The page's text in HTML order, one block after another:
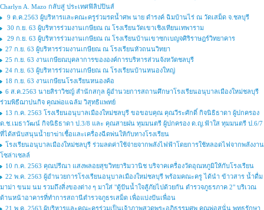
Charlyn A. Mazo กลับสู่ ประเทศฟิลิปปินส์
9 ต.ค.2563 ผู้บริหารและคณะครูร่วมรดน้ำศพ นาย ดำรงค์ ฉิมบ้านไร่ ณ วัดเสม็ด จ.ชลบุรี
30 ก.ย. 63 ผู้บริหารร่วมงานเกษียณ ณ โรงเรียนวัดเขาเชิงเทียนเทพาราม
29 ก.ย. 63 ผู้บริหารร่วมงานเกษียณ ณ โรงเรียนบ้านเขาซกเบญจศิริราษฎร์วิทยาคาร
27 ก.ย. 63 ผู้บริหารร่วมงานเกษียณ ณ โรงเรียนหัวถนนวิทยา
25 ก.ย. 63 งานเกษียณบุคลาการขององค์การบริหารส่วนจังหวัดชลบุรี
24 ก.ย. 63 ผู้บริหารร่วมงานเกษียณ ณ โรงเรียนบ้านหนองใหญ่
18 ก.ย. 63 งานเกษียนโรงเรียนหนองค้อ
6 ส.ค.2563 นายสิราวิชญ์ สำนักสกุล ผู้อำนวยการสถานศึกษาโรงเรียนอนุบาลเมืองใหม่ชลบุรี
ร่วมพิธีฌาปนกิจ คุณพ่อแฉล้ม วิสุทธิแพทย์
13 ก.ค. 2563 โรงเรียนอนุบาลเมืองใหม่ชลบุรี ขอขอบคุณ คุณวีระศักดิ์ กิจนิธิธาดา ผู้ปกครอง
ด.ช.เมธาวัฒน์ กิจนิธิธาดา ป.3/8 และ คุณสายฝน ทุมมนตรี ผู้ปกครอง ด.ญ.ฟ้าใส ทุมมนตรี ป.6/7
ที่ได้สนับสนุนน้ำยาฆ่าเชื้อและเครื่องฉีดพ่นให้กับทางโรงเรียน
โรงเรียนอนุบาลเมืองใหม่ชลบุรี ร่วมลดค่าใช้จ่ายจากพลังไฟฟ้าโดยการใช้หลอดไฟจากพลังงาน
โซล่าเซลล์
10 ก.ค. 2563 คุณปรีณา แสงพลอยสุขวิทยาริมวานิช บริจาคเครื่องวัดอุณหภูมิให้กับโรงเรียน
22 พ.ค. 2563 ผู้อำนวยการโรงเรียนอนุบาลเมืองใหม่ชลบุรี พร้อมคณะครู ได้นำ ข้าวสาร น้ำดื่ม
มาม่า ขนม นม รวมถึงสิ่งของต่าง ๆ มาใส่ "ตู้ปันน้ำใจสู้ภัยไปด้วยกัน ตำรวจภูธรภาค 2" บริเวณ
ด้านหน้าอาคารที่ทำการสถานีตำรวจภูธรเสม็ด เพื่อแบ่งปันเพื่อน
21 พ.ค. 2563 ผู้บริหารและคณะครูร่วมเป็นเจ้าภาพสวดพระอภิธรรมศพ คุณพ่อสนั่น พุทธรักษา